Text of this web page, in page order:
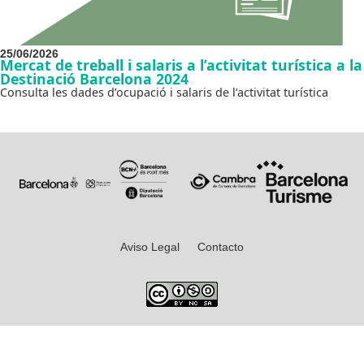
25/06/2026
Mercat de treball i salaris a l’activitat turística a la
Destinació Barcelona 2024
Consulta les dades d’ocupació i salaris de l’activitat turística
Aviso Legal Contacto